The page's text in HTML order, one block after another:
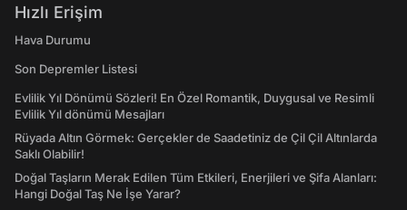
Hızlı Erişim
Hava Durumu
Son Depremler Listesi
Evlilik Yıl Dönümü Sözleri! En Özel Romantik, Duygusal ve Resimli
Evlilik Yıl dönümü Mesajları
Rüyada Altın Görmek: Gerçekler de Saadetiniz de Çil Çil Altınlarda
Saklı Olabilir!
Doğal Taşların Merak Edilen Tüm Etkileri, Enerjileri ve Şifa Alanları:
Hangi Doğal Taş Ne İşe Yarar?